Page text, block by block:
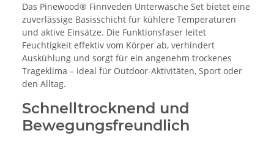
Das Pinewood® Finnveden Unterwäsche Set bietet eine
zuverlässige Basisschicht für kühlere Temperaturen
und aktive Einsätze. Die Funktionsfaser leitet
Feuchtigkeit effektiv vom Körper ab, verhindert
Auskühlung und sorgt für ein angenehm trockenes
Trageklima – ideal für Outdoor-Aktivitäten, Sport oder
den Alltag.
Schnelltrocknend und
Bewegungsfreundlich